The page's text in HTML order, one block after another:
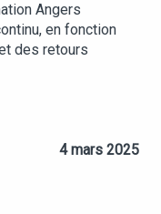
Angers
en fonction
des retours
4 mars 2025